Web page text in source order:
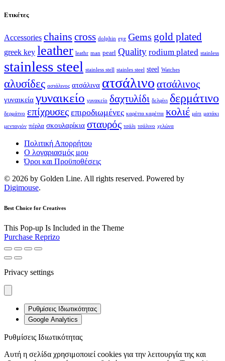
Ετικέτες
Accessories chains cross dolphin eye Gems gold plated
greek key leather leathr man pearl Quality rodium plated stainless
stainless steel stainless stell stainles steel steel Watches
αλυσίδες αστάλινος ατσάλινα ατσάλινο ατσάλινος
γυναικεία γυναικείο γυνακείο δαχτυλίδι δελφίνι δερμάτινο
δερμάτνο επίχρυσες επιροδιωμένες καρέττα καρέττα κολιέ μάτι ματάκι
μενταγιόν πέρλα σκουλαρίκια σταυρός τσάλι τσάλινο χελώνα
Πολιτική Απορρήτου
Ο λογαριασμός μου
Όροι και Προϋποθέσεις
© 2026 by Golden Line. All rights reserved. Powered by
Digimouse.
Best Choice for Creatives
This Pop-up Is Included in the Theme
Purchase Reprizo
Privacy settings
Ρυθμίσεις Ιδιωτικότητας
Google Analytics
Ρυθμίσεις Ιδιωτικότητας
Αυτή η σελίδα χρησιμοποιεί cookies για την λειτουργία της και